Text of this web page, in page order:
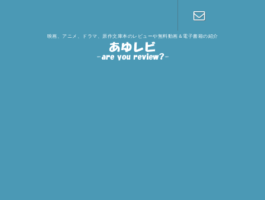
映画、アニメ、ドラマ、原作文庫本のレビューや無料動画＆電子書籍の紹介